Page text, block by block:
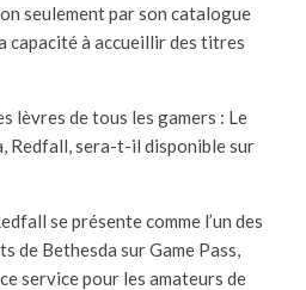
seulement par son catalogue
capacité à accueillir des titres
lèvres de tous les gamers : Le
Redfall, sera-t-il disponible sur
se présente comme l’un des
de Bethesda sur Game Pass,
service pour les amateurs de